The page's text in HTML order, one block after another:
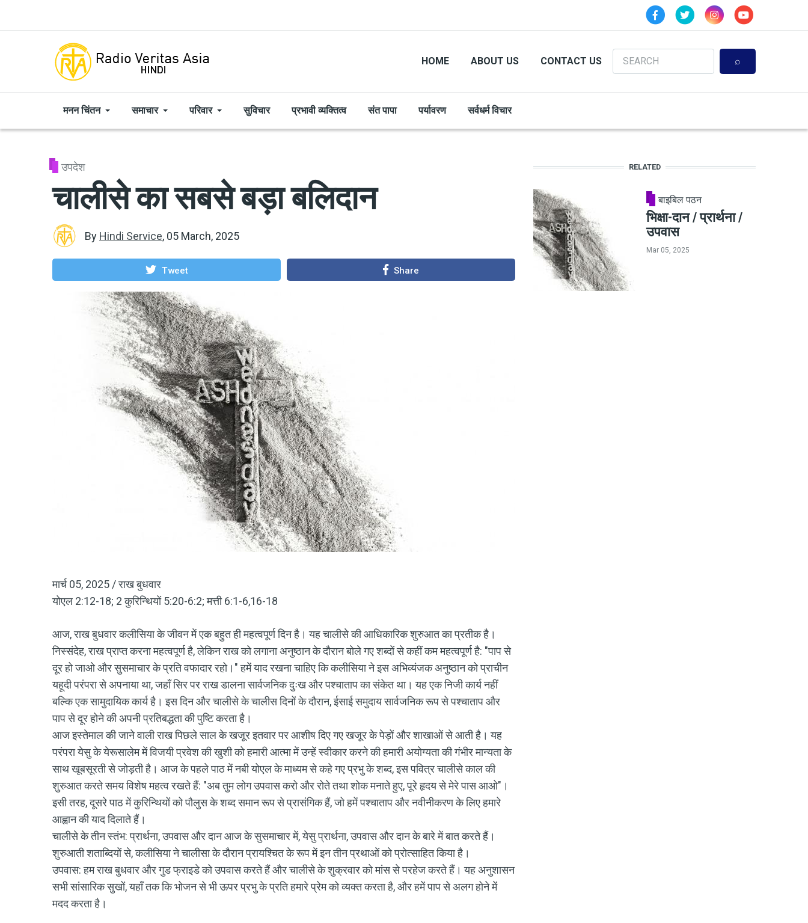
HOME ABOUT US CONTACT US
Search
मनन चिंतन समाचार परिवार सुविचार प्रभावी व्यक्तित्व संत पापा पर्यावरण सर्वधर्म विचार
उपदेश
चालीसे का सबसे बड़ा बलिदान
By Hindi Service, 05 March, 2025
Tweet Share
मार्च 05, 2025 / राख बुधवार
योएल 2:12-18; 2 कुरिन्थियों 5:20-6:2; मत्ती 6:1-6,16-18
आज, राख बुधवार कलीसिया के जीवन में एक बहुत ही महत्वपूर्ण दिन है। यह चालीसे की आधिकारिक शुरुआत का प्रतीक है।
निस्संदेह, राख प्राप्त करना महत्वपूर्ण है, लेकिन राख को लगाना अनुष्ठान के दौरान बोले गए शब्दों से कहीं कम महत्वपूर्ण है: "पाप से
दूर हो जाओ और सुसमाचार के प्रति वफादार रहो।" हमें याद रखना चाहिए कि कलीसिया ने इस अभिव्यंजक अनुष्ठान को प्राचीन
यहूदी परंपरा से अपनाया था, जहाँ सिर पर राख डालना सार्वजनिक दुःख और पश्चाताप का संकेत था। यह एक निजी कार्य नहीं
बल्कि एक सामुदायिक कार्य है। इस दिन और चालीसे के चालीस दिनों के दौरान, ईसाई समुदाय सार्वजनिक रूप से पश्चाताप और
पाप से दूर होने की अपनी प्रतिबद्धता की पुष्टि करता है।
आज इस्तेमाल की जाने वाली राख पिछले साल के खजूर इतवार पर आशीष दिए गए खजूर के पेड़ों और शाखाओं से आती है। यह
परंपरा येसु के येरूसालेम में विजयी प्रवेश की खुशी को हमारी आत्मा में उन्हें स्वीकार करने की हमारी अयोग्यता की गंभीर मान्यता के
साथ खूबसूरती से जोड़ती है। आज के पहले पाठ में नबी योएल के माध्यम से कहे गए प्रभु के शब्द, इस पवित्र चालीसे काल की
शुरुआत करते समय विशेष महत्व रखते हैं: "अब तुम लोग उपवास करो और रोते तथा शोक मनाते हुए, पूरे हृदय से मेरे पास आओ"।
इसी तरह, दूसरे पाठ में कुरिन्थियों को पौलुस के शब्द समान रूप से प्रासंगिक हैं, जो हमें पश्चाताप और नवीनीकरण के लिए हमारे
आह्वान की याद दिलाते हैं।
चालीसे के तीन स्तंभ: प्रार्थना, उपवास और दान आज के सुसमाचार में, येसु प्रार्थना, उपवास और दान के बारे में बात करते हैं।
शुरुआती शताब्दियों से, कलीसिया ने चालीसा के दौरान प्रायश्चित के रूप में इन तीन प्रथाओं को प्रोत्साहित किया है।
उपवास: हम राख बुधवार और गुड फ्राइडे को उपवास करते हैं और चालीसे के शुक्रवार को मांस से परहेज करते हैं। यह अनुशासन
सभी सांसारिक सुखों, यहाँ तक कि भोजन से भी ऊपर प्रभु के प्रति हमारे प्रेम को व्यक्त करता है, और हमें पाप से अलग होने में
मदद करता है।
RELATED
बाइबिल पठन
भिक्षा-दान / प्रार्थना /
उपवास
Mar 05, 2025